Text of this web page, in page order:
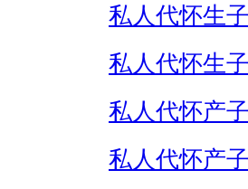
私人代怀生
私人代怀生
私人代怀产
私人代怀产